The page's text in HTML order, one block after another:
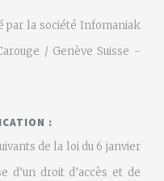
par la société Infomaniak
/ Genève Suisse -
:
de la loi du 6 janvier
d’un droit d’accès et de